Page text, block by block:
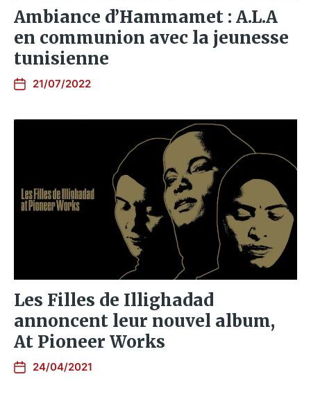
Ambiance d’Hammamet : A.L.A
en communion avec la jeunesse
tunisienne
21/07/2022
Les Filles de Illighadad
annoncent leur nouvel album,
At Pioneer Works
24/04/2021